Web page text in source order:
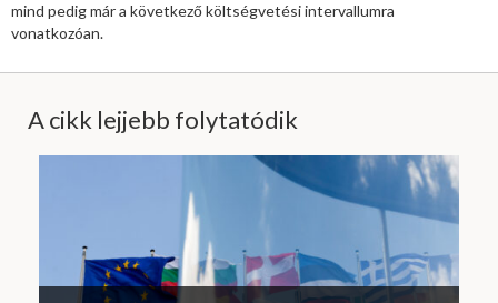
mind pedig már a következő költségvetési intervallumra
vonatkozóan.
A cikk lejjebb folytatódik